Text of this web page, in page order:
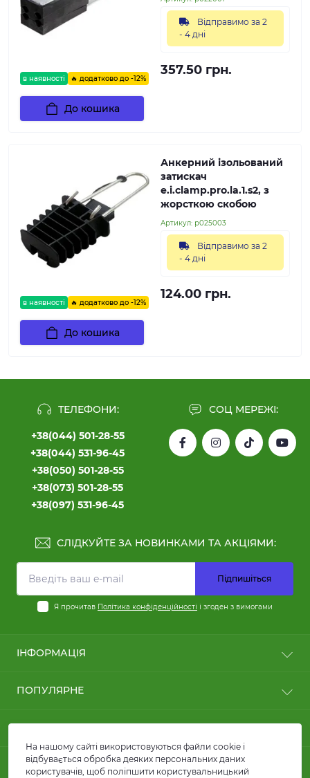
в наявності 🔥 додатково до -12%
Відправимо за 2
- 4 дні
357.50 грн.
До кошика
в наявності 🔥 додатково до -12%
Анкерний ізольований
затискач
e.i.clamp.pro.la.1.s2, з
жорсткою скобою
Артикул: p025003
Відправимо за 2
- 4 дні
124.00 грн.
До кошика
ТЕЛЕФОНИ:
+38(044) 501-28-55
+38(044) 531-96-45
+38(050) 501-28-55
+38(073) 501-28-55
+38(097) 531-96-45
СОЦ МЕРЕЖІ:
СЛІДКУЙТЕ ЗА НОВИНКАМИ ТА АКЦІЯМИ:
Підпишіться
Я прочитав Політика конфіденційності і згоден з вимогами
ІНФОРМАЦІЯ
Оплата
FAQ
Про магазин
ПОПУЛЯРНЕ
Провід ПВ1 та ПВ3
Лотки металеві
КОНТАКТИ ТА АДРЕСА
вул. Кирилівська, 86, м.Київ
МЕСЕНДЖЕРИ
На нашому сайті використовуються файли cookie і
відбувається обробка деяких персональних даних
користувачів, щоб поліпшити користувальницький